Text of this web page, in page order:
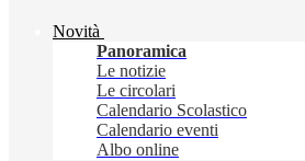
Novità
Panoramica
Le notizie
Le circolari
Calendario Scolastico
Calendario eventi
Albo online